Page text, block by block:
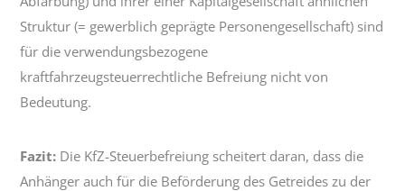
Struktur (= gewerblich geprägte Personengesellschaft) sind
für die verwendungsbezogene
kraftfahrzeugsteuerrechtliche Befreiung nicht von
Bedeutung.
Fazit: Die KfZ-Steuerbefreiung scheitert daran, dass die
Anhänger auch für die Beförderung des Getreides zu der